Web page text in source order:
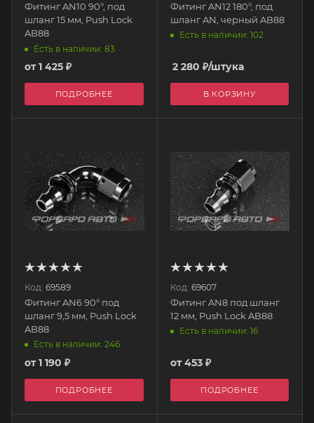
Фитинг AN10 90°, под
шланг 15 мм, Push Lock
AB88
Есть в наличии: 83
от1 425 ₽
ПОДРОБНЕЕ
Фитинг AN12 180°, под
шланг AN, черный AB88
Есть в наличии: 102
2 280 ₽/штука
В КОРЗИНУ
Код: 69589
Фитинг AN6 90° под
шланг 9,5 мм, Push Lock
AB88
Есть в наличии: 246
от1 190 ₽
ПОДРОБНЕЕ
Код: 69607
Фитинг AN8 под шланг
12 мм, Push Lock AB88
Есть в наличии: 16
от453 ₽
ПОДРОБНЕЕ